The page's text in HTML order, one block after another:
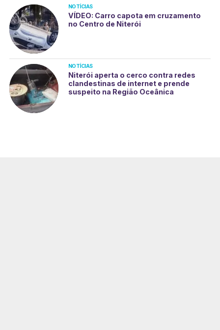
NOTÍCIAS
VÍDEO: Carro capota em cruzamento
no Centro de Niterói
NOTÍCIAS
Niterói aperta o cerco contra redes
clandestinas de internet e prende
suspeito na Região Oceânica